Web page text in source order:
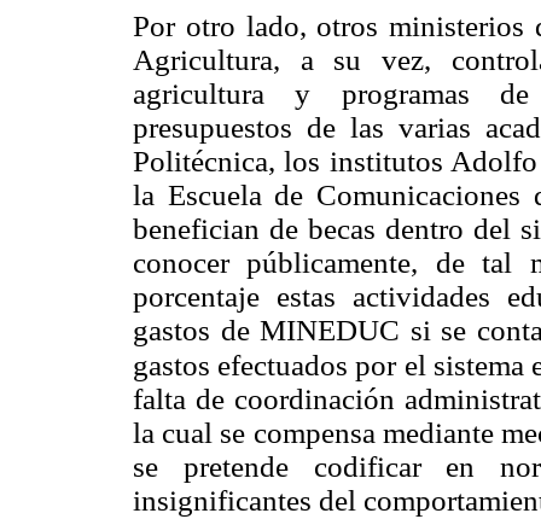
Por otro lado, otros ministerios
Agricultura, a su vez,
agricultura y programas
presupuestos de las varias
Politécnica, los institutos
la Escuela de
benefician de becas dentro del
conocer públicamente, de tal
porcentaje estas actividades
gastos de MINEDUC si se
gastos efectuados por el sistema
falta de coordinación
la cual se compensa mediante
se pretende codificar en
insignificantes del